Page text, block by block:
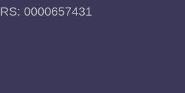
0000657431